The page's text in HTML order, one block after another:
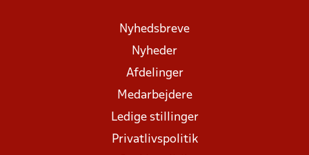
Nyhedsbreve
Nyheder
Afdelinger
Medarbejdere
Ledige stillinger
Privatlivspolitik